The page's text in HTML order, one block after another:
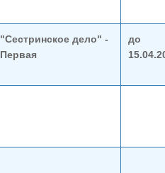
"Сестринское дело" -
Первая
до